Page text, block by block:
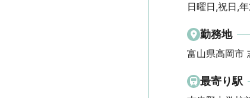
日曜日,祝日,
勤務地
富山県高岡市
最寄り駅